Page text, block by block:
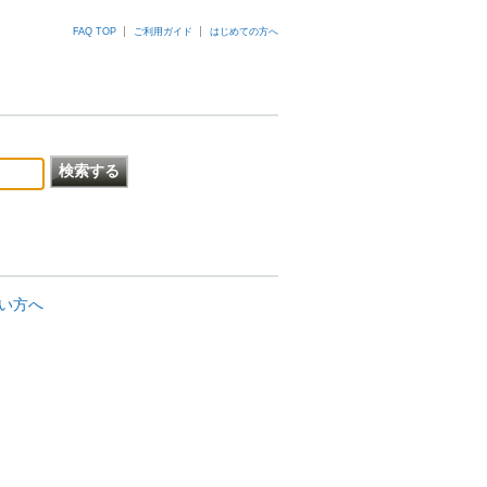
FAQ TOP ご利用ガイド はじめての方へ
方へ